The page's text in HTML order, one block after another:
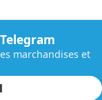
marchandises et